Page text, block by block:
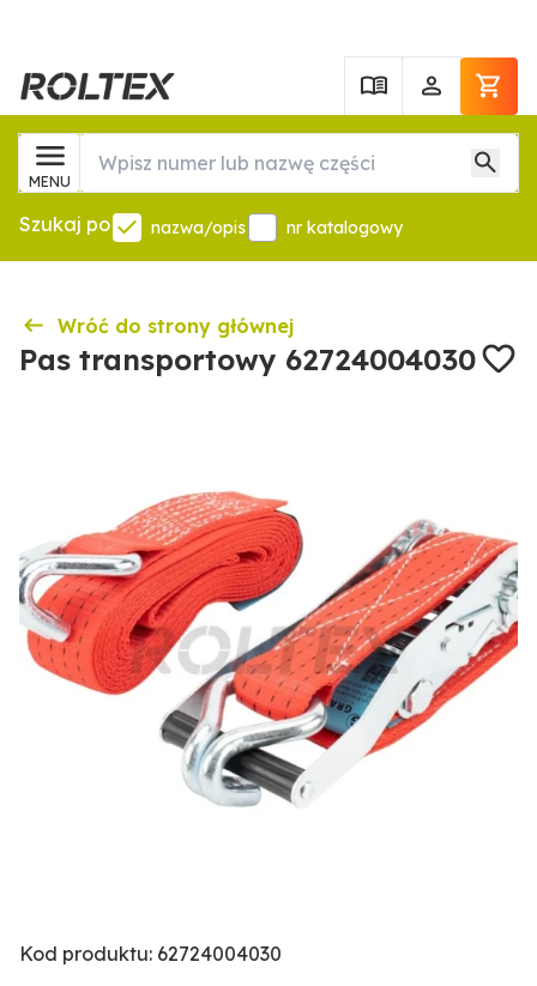
MENU
Szukaj po nazwa/opis nr katalogowy
Wróć do strony głównej
Pas transportowy 62724004030
Kod produktu: 62724004030